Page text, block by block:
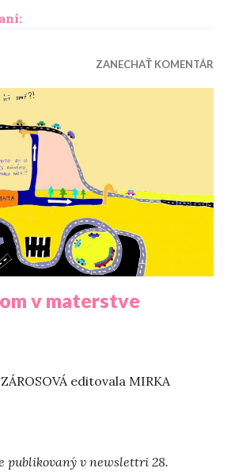
„Hľadá sa rodič pre dieťa“
ZANECHAŤ KOMENTÁR
v materstve
editovala MIRKA
publikovaný v newslettri 28.